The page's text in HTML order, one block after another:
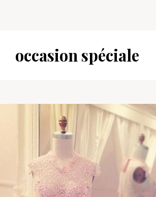
occasion spéciale